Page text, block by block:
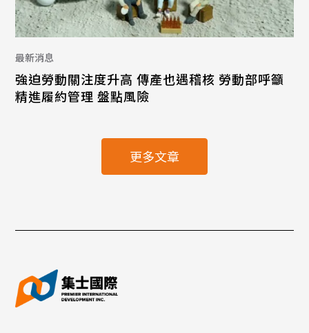
最新消息
強迫勞動關注度升高 傳產也遇稽核 勞動部呼籲
精進履約管理 盤點風險
更多文章